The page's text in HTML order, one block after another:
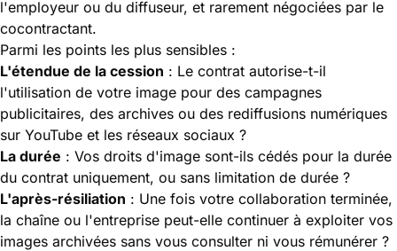
l'employeur ou du diffuseur, et rarement négociées par le
cocontractant.
Parmi les points les plus sensibles :
L'étendue de la cession : Le contrat autorise-t-il
l'utilisation de votre image pour des campagnes
publicitaires, des archives ou des rediffusions numériques
sur YouTube et les réseaux sociaux ?
La durée : Vos droits d'image sont-ils cédés pour la durée
du contrat uniquement, ou sans limitation de durée ?
L'après-résiliation : Une fois votre collaboration terminée,
la chaîne ou l'entreprise peut-elle continuer à exploiter vos
images archivées sans vous consulter ni vous rémunérer ?